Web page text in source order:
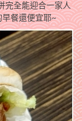
完全能迎合一家人
餐還便宜耶~